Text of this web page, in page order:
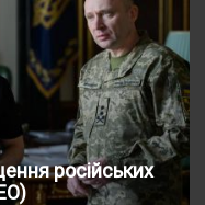
російських